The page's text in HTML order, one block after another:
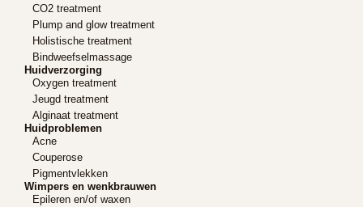
CO2 treatment
Plump and glow treatment
Holistische treatment
Bindweefselmassage
Huidverzorging
Oxygen treatment
Jeugd treatment
Alginaat treatment
Huidproblemen
Acne
Couperose
Pigmentvlekken
Wimpers en wenkbrauwen
Epileren en/of waxen